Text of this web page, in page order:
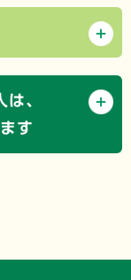
、
す